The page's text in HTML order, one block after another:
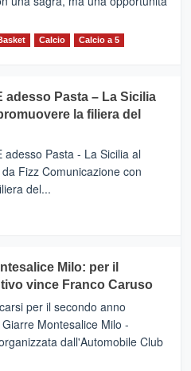
Calcio
Calcio a 5
adesso Pasta – La Sicilia
la filiera del
adesso Pasta - La Sicilia al
Fizz Comunicazione con
del...
Milo: per il
vince Franco Caruso
per il secondo anno
Montesalice Milo -
dall'Automobile Club